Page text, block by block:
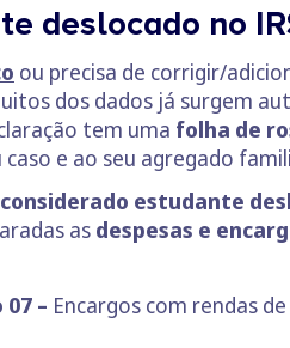
deslocado no
ou precisa de corrigir/
dos dados já surgem
tem uma folha de
e ao seu agregado
estudante
as despesas e
07 – Encargos com rendas